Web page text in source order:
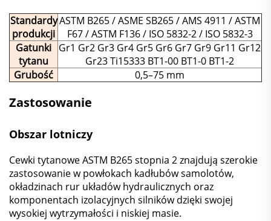
Standardy
produkcji
ASTM B265 / ASME SB265 / AMS 4911 / ASTM
F67 / ASTM F136 / ISO 5832-2 / ISO 5832-3
Gatunki
tytanu
Gr1 Gr2 Gr3 Gr4 Gr5 Gr6 Gr7 Gr9 Gr11 Gr12
Gr23 Ti15333 BT1-00 BT1-0 BT1-2
Grubość
0,5–75 mm
Zastosowanie
Obszar lotniczy
Cewki tytanowe ASTM B265 stopnia 2 znajdują szerokie
zastosowanie w powłokach kadłubów samolotów,
okładzinach rur układów hydraulicznych oraz
komponentach izolacyjnych silników dzięki swojej
wysokiej wytrzymałości i niskiej masie.